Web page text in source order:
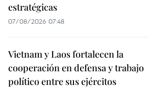
estratégicas
07/08/2026 07:48
Vietnam y Laos fortalecen la
cooperación en defensa y trabajo
político entre sus ejércitos